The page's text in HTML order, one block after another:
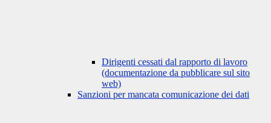
Dirigenti cessati dal rapporto di lavoro
(documentazione da pubblicare sul sito
web)
Sanzioni per mancata comunicazione dei dati